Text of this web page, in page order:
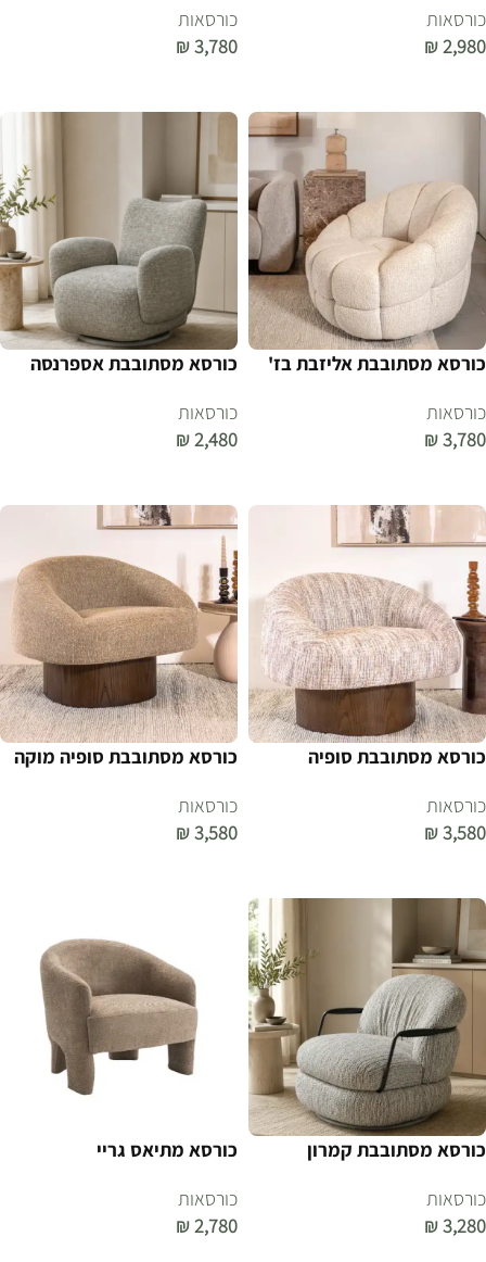
כורסאות
₪2,980
כורסאות
₪3,780
כורסא מסתובבת אליזבת בז'
כורסאות
₪3,780
כורסא מסתובבת אספרנסה
כורסאות
₪2,480
כורסא מסתובבת סופיה
כורסאות
₪3,580
כורסא מסתובבת סופיה מוקה
כורסאות
₪3,580
כורסא מסתובבת קמרון
כורסאות
₪3,280
כורסא מתיאס גריי
כורסאות
₪2,780